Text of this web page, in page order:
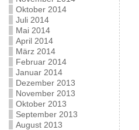
Oktober 2014
Juli 2014
Mai 2014
April 2014
März 2014
Februar 2014
Januar 2014
Dezember 2013
November 2013
Oktober 2013
September 2013
August 2013